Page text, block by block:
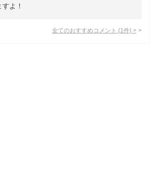
よ！
全てのおすすめコメント (1 件) >